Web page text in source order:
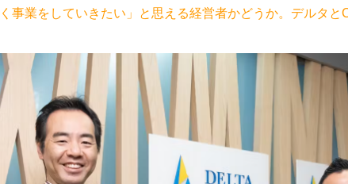
事業をしていきたい」と思える経営者かどうか。デルタと